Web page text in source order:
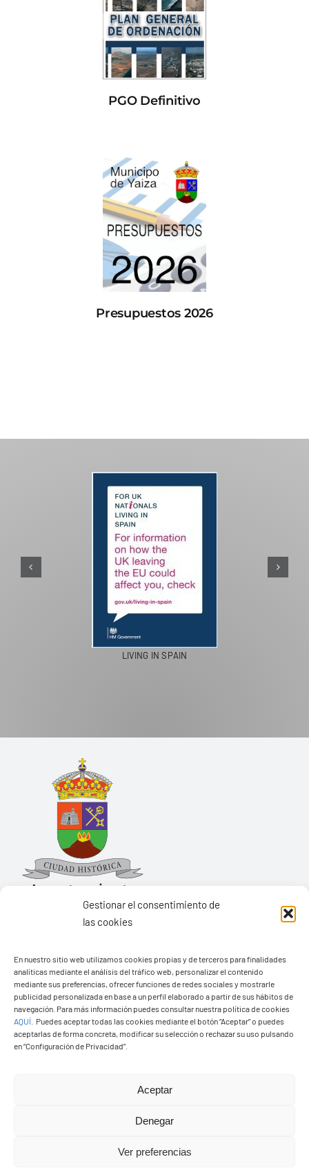
Gestionar el consentimiento de
las cookies
En nuestro sitio web utilizamos cookies propias y de terceros para finalidades
analíticas mediante el análisis del tráfico web, personalizar el contenido
mediante sus preferencias, ofrecer funciones de redes sociales y mostrarle
publicidad personalizada en base a un perfil elaborado a partir de sus hábitos de
navegación. Para más información puedes consultar nuestra política de cookies
AQUÍ
Puedes aceptar todas las cookies mediante el botón “Aceptar” o puedes
aceptarlas de forma concreta, modificar su selección o rechazar su uso pulsando
en “Configuración de Privacidad”.
Aceptar
Denegar
Ver preferencias
PGO Definitivo
Presupuestos 2026
PASEOS EN CAMELLO
Pza. de Los Remedios, 1
35570 – Yaiza
Tel:928 83 62 20
© Copyright2026 Ayuntamiento de Yaiza - Todos los